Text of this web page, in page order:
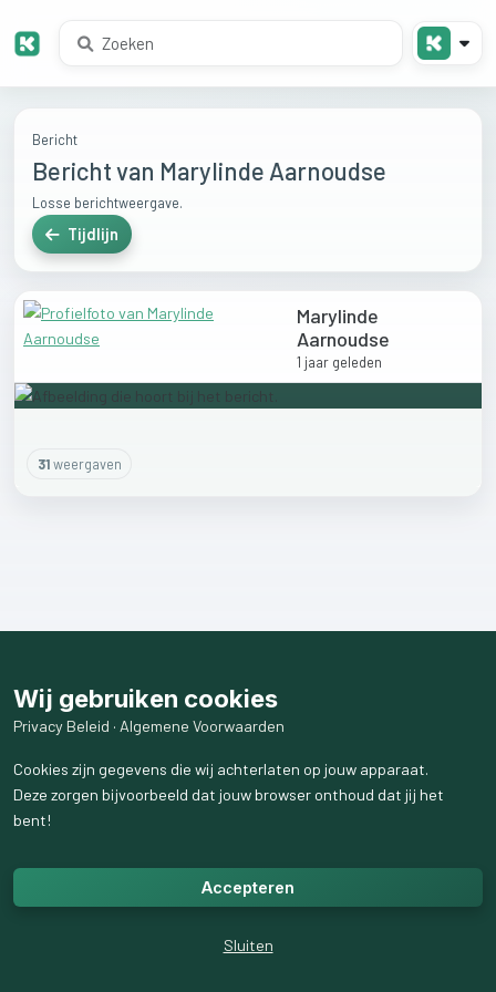
Bericht
Bericht van Marylinde Aarnoudse
Losse berichtweergave.
Tijdlijn
Marylinde
Aarnoudse
1 jaar geleden
31weergaven
Wij gebruiken cookies
Privacy Beleid · Algemene Voorwaarden
Cookies zijn gegevens die wij achterlaten op jouw apparaat.
Deze zorgen bijvoorbeeld dat jouw browser onthoud dat jij het
bent!
Accepteren
Sluiten